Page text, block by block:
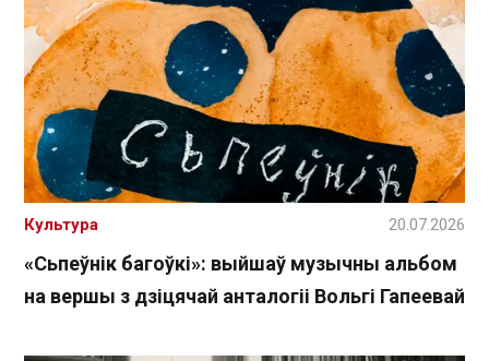
«Сьпеўнік багоўкі»: выйшаў музычны альбом
на вершы з дзіцячай анталогіі Вольгі Гапеевай
Культура 20.07.2026